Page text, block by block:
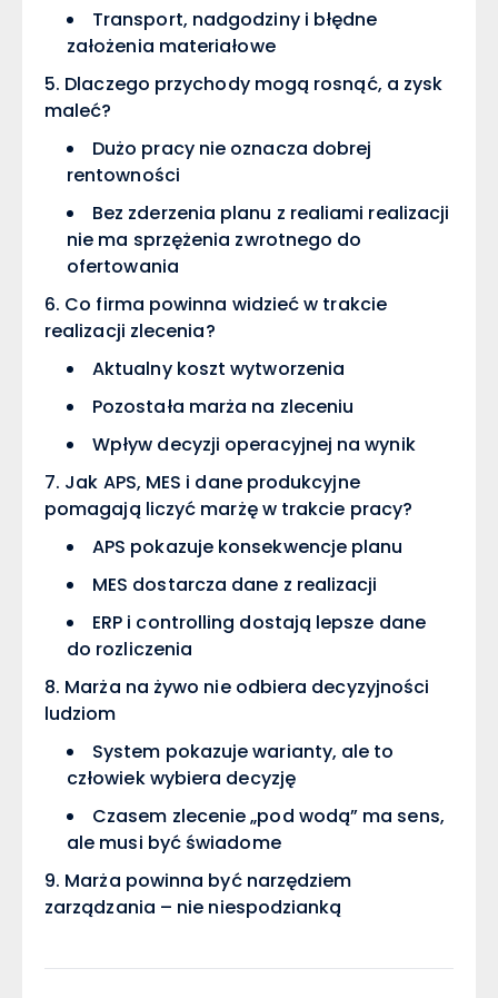
Transport, nadgodziny i błędne
założenia materiałowe
Dlaczego przychody mogą rosnąć, a zysk
maleć?
Dużo pracy nie oznacza dobrej
rentowności
Bez zderzenia planu z realiami realizacji
nie ma sprzężenia zwrotnego do
ofertowania
Co firma powinna widzieć w trakcie
realizacji zlecenia?
Aktualny koszt wytworzenia
Pozostała marża na zleceniu
Wpływ decyzji operacyjnej na wynik
Jak APS, MES i dane produkcyjne
pomagają liczyć marżę w trakcie pracy?
APS pokazuje konsekwencje planu
MES dostarcza dane z realizacji
ERP i controlling dostają lepsze dane
do rozliczenia
Marża na żywo nie odbiera decyzyjności
ludziom
System pokazuje warianty, ale to
człowiek wybiera decyzję
Czasem zlecenie „pod wodą” ma sens,
ale musi być świadome
Marża powinna być narzędziem
zarządzania – nie niespodzianką